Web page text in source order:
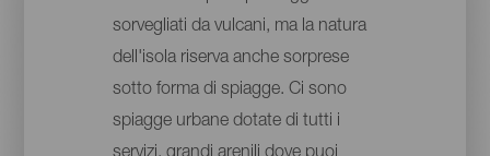
sorvegliati da vulcani, ma la natura
dell'isola riserva anche sorprese
sotto forma di spiagge. Ci sono
spiagge urbane dotate di tutti i